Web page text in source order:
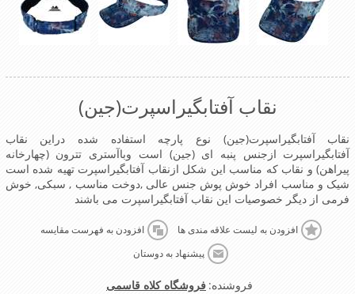
نقاب آفتابگیراسپرت(جین)
نقاب آفتابگیراسپرت(جین) نوع پارچه استفاده شده دراین نقاب
آفتابگیراسپرت ازجنس پنبه ای (جین) است وباآستری تترون (چهارخانه
پیراهن) و نقاب که مناسب این شکل ازنقاب آفتابگیراسپرت تهیه شده است
شیک و مناسب افراد خوش پوش جنس عالی ,دوخت مناسب , سبکی, خوش
فرمی از دیگر خصوصیات این نقاب آفتابگیراسپرت می باشند
افزودن به لیست علاقه مندی ها افزودن به فهرست مقایسه
پیشنهاد به دوستان
فروشنده: فروشگاه کلاه قاسمی